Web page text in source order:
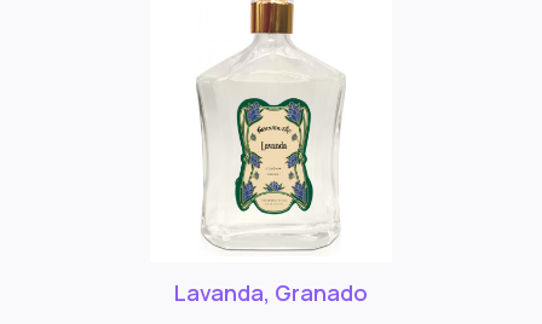
Lavanda, Granado